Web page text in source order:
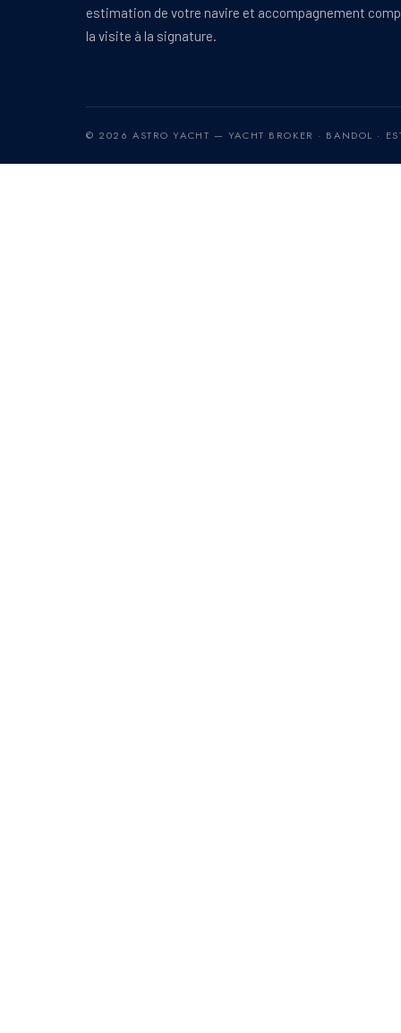
estimation de votre navire et accompagnement
la visite à la signature.
© 2026 ASTRO YACHT — YACHT BROKER · BANDOL ·